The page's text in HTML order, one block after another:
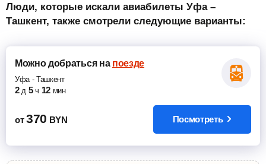
Люди, которые искали авиабилеты Уфа –
Ташкент, также смотрели следующие варианты:
Можно добратьсяна поезде
Уфа -Ташкент
2 д 5 ч 12 мин
от 370 BYN Посмотреть